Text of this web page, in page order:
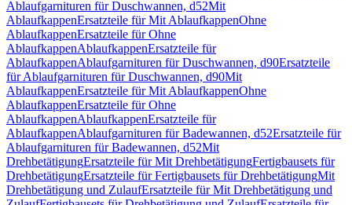
Ablaufgarnituren für Duschwannen, d52Mit
AblaufkappenErsatzteile für Mit AblaufkappenOhne
AblaufkappenErsatzteile für Ohne
AblaufkappenAblaufkappenErsatzteile für
AblaufkappenAblaufgarnituren für Duschwannen, d90Ersatzteile
für Ablaufgarnituren für Duschwannen, d90Mit
AblaufkappenErsatzteile für Mit AblaufkappenOhne
AblaufkappenErsatzteile für Ohne
AblaufkappenAblaufkappenErsatzteile für
AblaufkappenAblaufgarnituren für Badewannen, d52Ersatzteile für
Ablaufgarnituren für Badewannen, d52Mit
DrehbetätigungErsatzteile für Mit DrehbetätigungFertigbausets für
DrehbetätigungErsatzteile für Fertigbausets für DrehbetätigungMit
Drehbetätigung und ZulaufErsatzteile für Mit Drehbetätigung und